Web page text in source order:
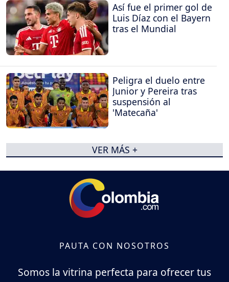
Así fue el primer gol de
Luis Díaz con el Bayern
tras el Mundial
Peligra el duelo entre
Junior y Pereira tras
suspensión al
'Matecaña'
VER MÁS +
PAUTA CON NOSOTROS
Somos la vitrina perfecta para ofrecer tus